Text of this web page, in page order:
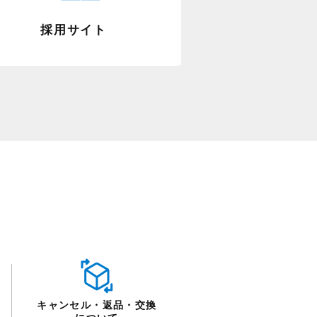
採用サイト
キャンセル・返品・交換